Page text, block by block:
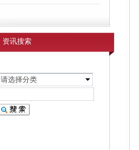
资讯搜索
请选择分类